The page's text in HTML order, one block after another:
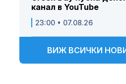
канал в YouTube
23:00 • 07.08.26
ВИЖ ВСИЧКИ